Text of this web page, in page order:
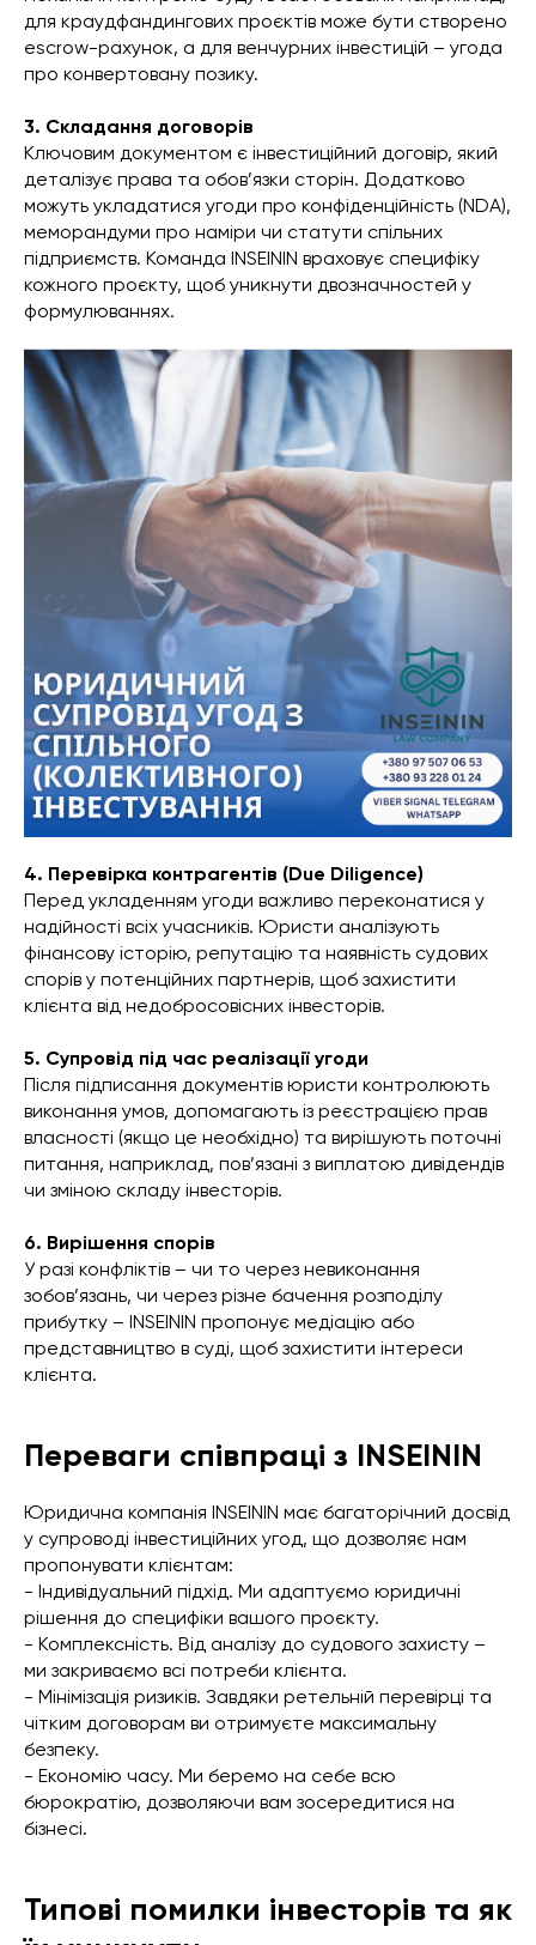
для краудфандингових проєктів може бути створено
escrow-рахунок, а для венчурних інвестицій – угода
про конвертовану позику.
3. Складання договорів
Ключовим документом є інвестиційний договір, який
деталізує права та обов’язки сторін. Додатково
можуть укладатися угоди про конфіденційність (NDA),
меморандуми про наміри чи статути спільних
підприємств. Команда INSEININ враховує специфіку
кожного проєкту, щоб уникнути двозначностей у
формулюваннях.
4. Перевірка контрагентів (Due Diligence)
Перед укладенням угоди важливо переконатися у
надійності всіх учасників. Юристи аналізують
фінансову історію, репутацію та наявність судових
спорів у потенційних партнерів, щоб захистити
клієнта від недобросовісних інвесторів.
5. Супровід під час реалізації угоди
Після підписання документів юристи контролюють
виконання умов, допомагають із реєстрацією прав
власності (якщо це необхідно) та вирішують поточні
питання, наприклад, пов’язані з виплатою дивідендів
чи зміною складу інвесторів.
6. Вирішення спорів
У разі конфліктів – чи то через невиконання
зобов’язань, чи через різне бачення розподілу
прибутку – INSEININ пропонує медіацію або
представництво в суді, щоб захистити інтереси
клієнта.
Переваги співпраці з INSEININ
Юридична компанія INSEININ має багаторічний досвід
у супроводі інвестиційних угод, що дозволяє нам
пропонувати клієнтам:
- Індивідуальний підхід. Ми адаптуємо юридичні
рішення до специфіки вашого проєкту.
- Комплексність. Від аналізу до судового захисту –
ми закриваємо всі потреби клієнта.
- Мінімізація ризиків. Завдяки ретельній перевірці та
чітким договорам ви отримуєте максимальну
безпеку.
- Економію часу. Ми беремо на себе всю
бюрократію, дозволяючи вам зосередитися на
бізнесі.
Типові помилки інвесторів та як